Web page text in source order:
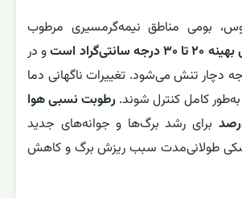
بومی مناطق نیمه‌گرمسیری مرطوب
سانتی‌گراد است
و در
کمتر از ۱۰ درجه دچار تنش می‌شود. تغییرات ناگهانی دما
کامل کنترل شوند. رطوبت نسبی هوا
برای رشد برگ‌ها و جوانه‌های جدید
طولانی‌مدت سبب ریزش برگ و کاهش